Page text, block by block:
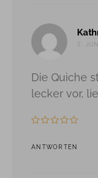
2.
Die Quiche
lecker vor,
ANTWORTEN